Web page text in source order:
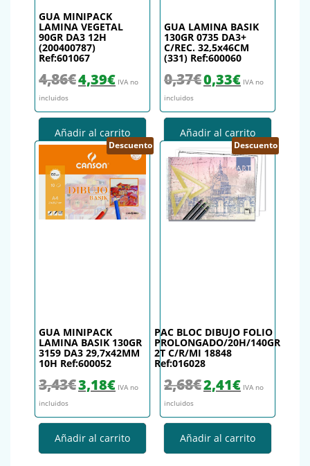
GUA MINIPACK
LAMINA VEGETAL
90GR DA3 12H
(200400787)
Ref:601067
4,86€ El precio original era: 4,86€.
4,39€El precio actual es: 4,39€.
IVA no
incluidos
Añadir al carrito
GUA LAMINA BASIK
130GR 0735 DA3+
C/REC. 32,5x46CM
(331) Ref:600060
0,37€ El precio original era: 0,37€.
0,33€El precio actual
IVA no
incluidos
Añadir al carrito
Descuento
GUA MINIPACK
LAMINA BASIK 130GR
3159 DA3 29,7x42MM
10H Ref:600052
3,43€ El precio original era: 3,43€.
3,18€El precio actual es: 3,18€.
IVA no
incluidos
Añadir al carrito
Descuento
PAC BLOC DIBUJO FOLIO
PROLONGADO/20H/140GR
2T C/R/MI 18848
Ref:016028
2,68€El precio original era: 2,68€.
2,41€El precio actual
IVA no
incluidos
Añadir al carrito